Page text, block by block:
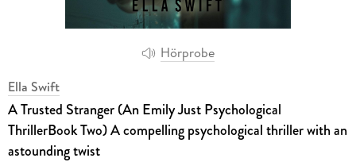
Hörprobe
Ella Swift
A Trusted Stranger (An Emily Just Psychological
ThrillerBook Two) A compelling psychological thriller with an
astounding twist